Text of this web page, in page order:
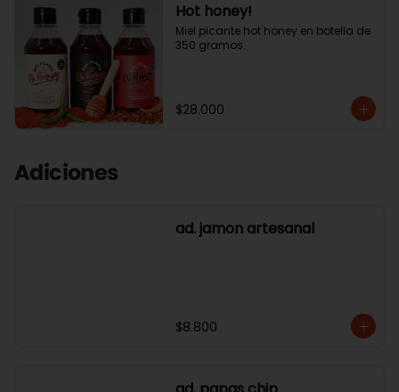
Hot honey!
Miel picante hot honey en botella de
350 gramos.
$28.000
Adiciones
ad. jamon artesanal
$8.800